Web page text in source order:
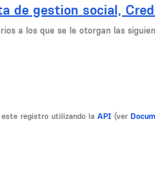
de gestion social,
a los que se le otorgan las
registro utilizando la API (ver